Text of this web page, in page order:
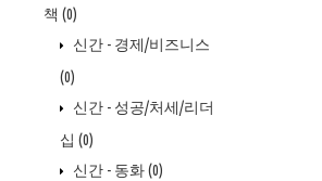
책 (0)
신간 - 경제/비즈니스
(0)
신간 - 성공/처세/리더
십 (0)
신간 - 동화(0)